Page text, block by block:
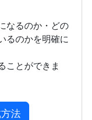
なるのか・どの
るのかを明確に
ことができま
法